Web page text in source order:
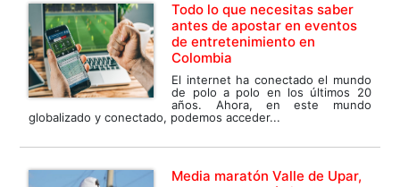
Todo lo que necesitas saber
antes de apostar en eventos
de entretenimiento en
Colombia
El internet ha conectado el mundo
de polo a polo en los últimos 20
años. Ahora, en este mundo
globalizado y conectado, podemos acceder...
Media maratón Valle de Upar,